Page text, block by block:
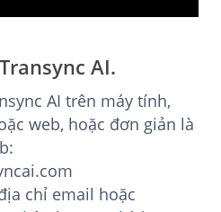
AI.
AI trên máy tính,
web, hoặc đơn giản là
chỉ email hoặc